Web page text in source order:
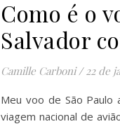
Como é o
Salvador
Camille Carboni / 22 de
Meu voo de São Paulo
viagem nacional de